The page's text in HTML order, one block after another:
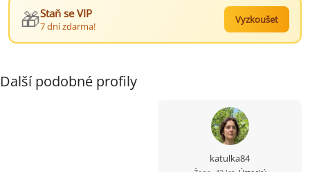
🎁Staň se VIP
7 dní zdarma!
Vyzkoušet
Další podobné profily
katulka84